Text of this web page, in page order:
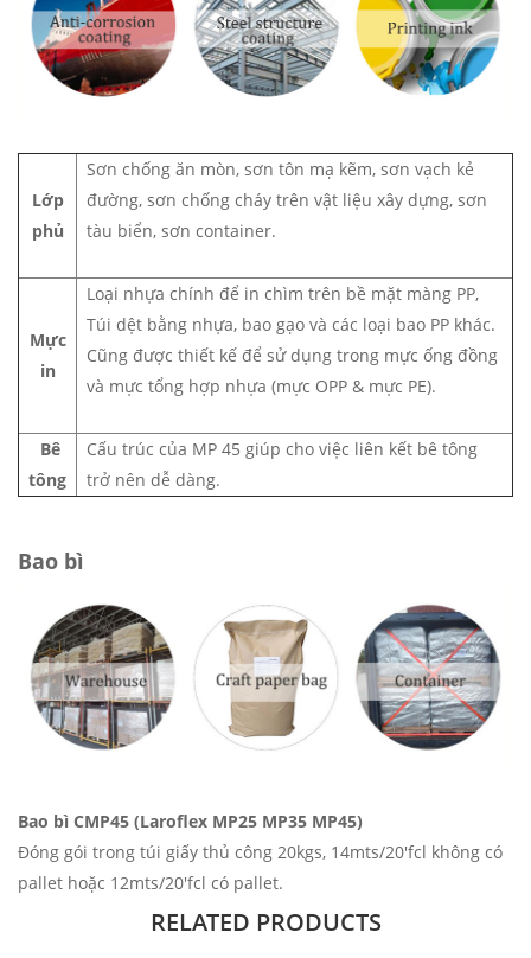
Lớp
phủ
Sơn chống ăn mòn, sơn tôn mạ kẽm, sơn vạch kẻ
đường, sơn chống cháy trên vật liệu xây dựng, sơn
tàu biển, sơn container.
Mực
in
Loại nhựa chính để in chìm trên bề mặt màng PP,
Túi dệt bằng nhựa, bao gạo và các loại bao PP khác.
Cũng được thiết kế để sử dụng trong mực ống đồng
và mực tổng hợp nhựa (mực OPP & mực PE).
Bê
tông
Cấu trúc của MP 45 giúp cho việc liên kết bê tông
trở nên dễ dàng.
Bao bì
Bao bì CMP45 (Laroflex MP25 MP35 MP45)
Đóng gói trong túi giấy thủ công 20kgs, 14mts/20'fcl không có
pallet hoặc 12mts/20'fcl có pallet.
RELATED PRODUCTS